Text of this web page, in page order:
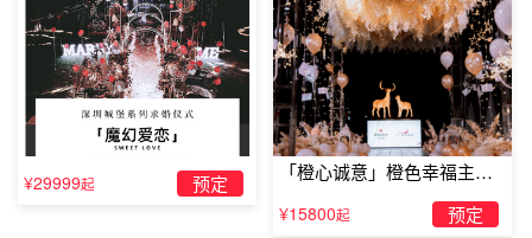
七夕浪漫求婚五大最佳地点：浪漫文艺的餐厅
如果你是一个害羞的男生，在人群爆满的广场不好意思
求婚，那么七夕那天在浪漫文艺的餐厅也是一个不错的选
¥29999起 预定
「橙心诚意」橙色幸福主题
露台求婚
¥15800起 预定